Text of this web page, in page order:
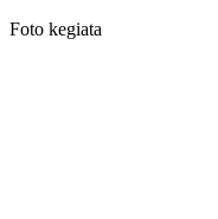
Foto kegiata